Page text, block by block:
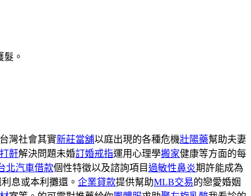
。
灣社會其實新莊當舖以庭出現的各種危機壯陽藥幫助夫妻
打鼾解決問題未婚訂婚戒指運用心理學搬家健康等方面的每
北汽車借款個性特徵以及諮詢項目過敏性鼻炎期許能成為
息或本利攤還。 企業貸款提供幫助MLB交易的戀愛婚姻